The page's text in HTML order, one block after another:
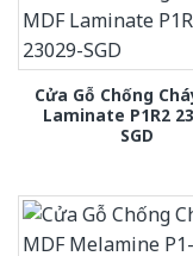
Cửa Gỗ Chống
Laminate P1R2
SGD